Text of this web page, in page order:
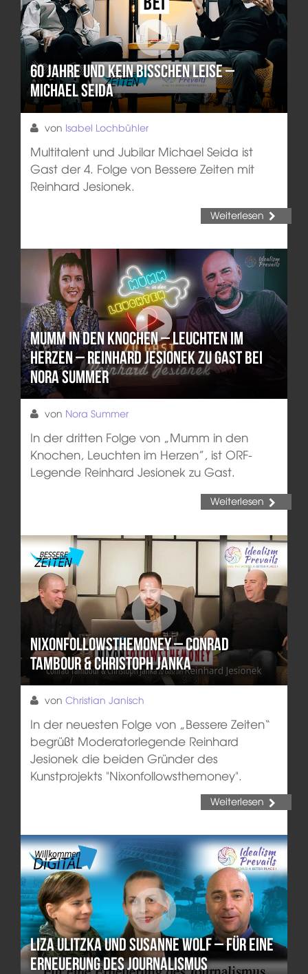
60 Jahre und kein bisschen leise –
Michael Seida
von Isabel Lochbühler
Multitalent und Jubilar Michael Seida ist
Gast der 4. Folge von Bessere Zeiten mit
Reinhard Jesionek.
Weiterlesen
MUMM in den KNOCHEN – LEUCHTEN im
HERZEN – Reinhard Jesionek zu Gast bei
Nora Summer
von Nora Summer
In der dritten Folge von „Mumm in den
Knochen, Leuchten im Herzen”, ist ORF-
Legende Reinhard Jesionek zu Gast.
Weiterlesen
Nixonfollowsthemoney – Conrad
Tambour & Christoph Janka
von Christian Janisch
In der neuesten Folge von „Bessere Zeiten“
begrüßt Moderatorlegende Reinhard
Jesionek die beiden Gründer des
Kunstprojekts "Nixonfollowsthemoney".
Weiterlesen
Liza Ulitzka und Susanne Wolf – Für eine
Erneuerung des Journalismus